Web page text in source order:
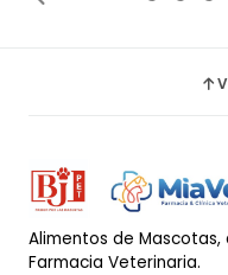
Alimentos de
Farmacia Veterinaria.